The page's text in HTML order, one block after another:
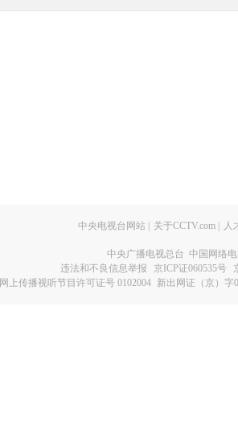
中央电视台网站 关于CCTV.com 人
中央广播电视总台 中国网络
违法和不良信息举报
京ICP证060535号
网上传播视听节目许可证号 0102004 新出网证（京）